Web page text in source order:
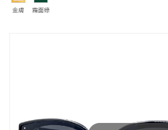
金膚 霧面綠